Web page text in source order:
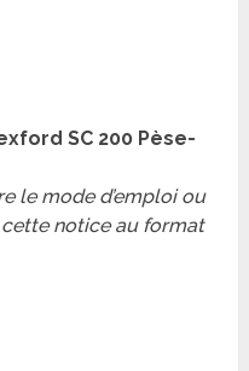
SC 200 Pèse-
le mode d’emploi ou
notice au format